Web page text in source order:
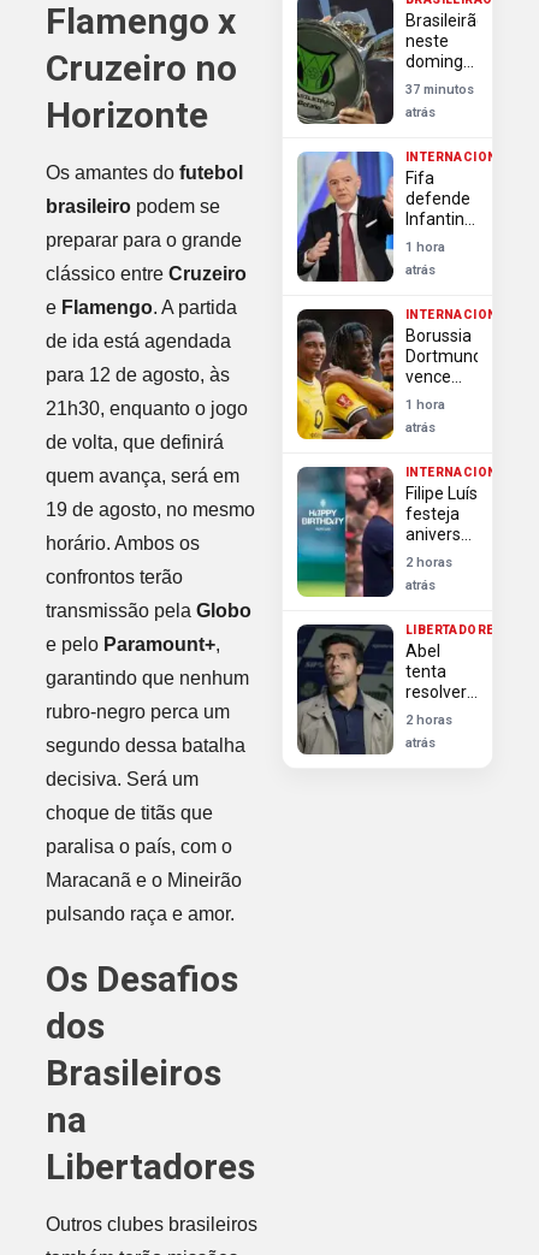
Flamengo x
Cruzeiro no
Horizonte
Os amantes do futebol
brasileiropodem se
preparar para o grande
clássico entre Cruzeiro
e Flamengo. A partida
de ida está agendada
para 12 de agosto, às
21h30, enquanto o jogo
de volta, que definirá
quem avança, será em
19 de agosto, no mesmo
horário. Ambos os
confrontos terão
transmissão pela Globo
e pelo Paramount+,
garantindo que nenhum
rubro-negro perca um
segundo dessa batalha
decisiva. Será um
choque de titãs que
paralisa o país, com o
Maracanã e o Mineirão
pulsando raça e amor.
Os Desafios
dos
Brasileiros
na
Libertadores
Outros clubes brasileiros
Flamengo
pela
Libertadores
Brasileirão
neste
domingo
terá
Flamengo
x Vitória
Palmeiras
x
Internacional
37 minutos
atrás
INTERNACIONAL
Fifa
defende
Infantino
e
rechaça
tentativas
mandato
1 hora
atrás
INTERNACIONAL
Borussia
Dortmund
vence
Arsenal e
conquista
a
Cup
1 hora
atrás
INTERNACIONAL
Filipe Luís
festeja
aniversário
com
virada do
Monaco
Liverpool
em
Anfield
2 horas
atrás
LIBERTADORES
Abel
tenta
resolver
últimas
dúvidas
do
2 horas
atrás